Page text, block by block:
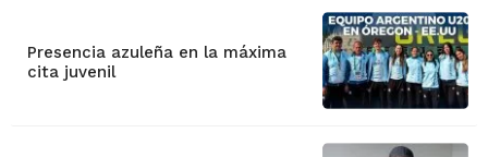
Presencia azuleña en la máxima
cita juvenil